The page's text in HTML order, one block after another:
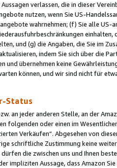
verlassen, die in dieser
nutzen, wenn Sie US-
wahrnehmen; (f) Sie alle
und (g) die Angaben, die Sie im
indem Sie sich über die
und übernehmen keine
können, und wir sind nicht für
Status
an jeder anderen Stelle, an der
folgenden oder einen im
Verkäufen“. Abgesehen von
schriftliche Zustimmung keine
die zwischen uns und Ihnen
impliziten Aussage, dass Amazon